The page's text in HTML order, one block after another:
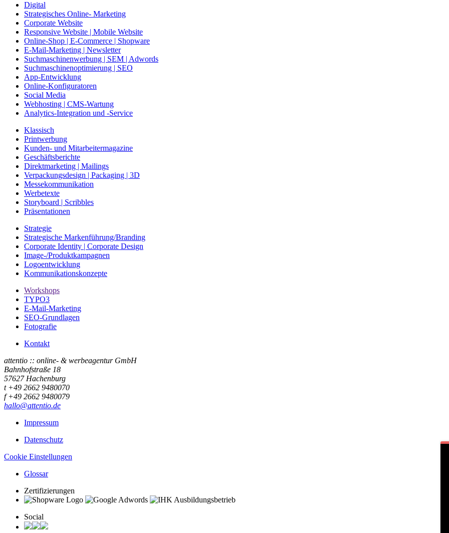
Digital
Strategisches Online- Marketing
Corporate Website
Responsive Website | Mobile Website
Online-Shop | E-Commerce | Shopware
E-Mail-Marketing | Newsletter
Suchmaschinenwerbung | SEM | Adwords
Suchmaschinenoptimierung | SEO
App-Entwicklung
Online-Konfiguratoren
Social Media
Webhosting | CMS-Wartung
Analytics-Integration und -Service
Klassisch
Printwerbung
Kunden- und Mitarbeitermagazine
Geschäftsberichte
Direktmarketing | Mailings
Verpackungsdesign | Packaging | 3D
Messekommunikation
Werbetexte
Storyboard | Scribbles
Präsentationen
Strategie
Strategische Markenführung/Branding
Corporate Identity | Corporate Design
Image-/Produktkampagnen
Logoentwicklung
Kommunikationskonzepte
Workshops
TYPO3
E-Mail-Marketing
SEO-Grundlagen
Fotografie
Kontakt
attentio :: online- & werbeagentur GmbH
Bahnhofstraße 18
57627 Hachenburg
t +49 2662 9480070
f +49 2662 9480079
hallo@attentio.de
Impressum
Datenschutz
Cookie Einstellungen
Glossar
Zertifizierungen
Social